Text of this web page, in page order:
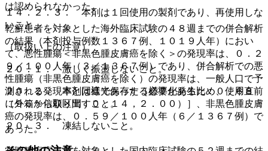
は認められなかった。
乾癬患者を対象とした海外臨床試験の４８週までの併合解析
の結果（本剤投与例数１３６７例、１０１９人年）におい
て、悪性腫瘍＜非黒色腫皮膚癌を除く＞の発現率は、０．２
９／１００人年（３／１３６７例）であり、併合解析での悪
性腫瘍（非黒色腫皮膚癌を除く）の発現率は、一般人口で予
測される発現率と同様であった［標準化発生比：０．６８
（９５％信頼区間：０．１４，２．００）］、非黒色腫皮膚
癌の発現率は、０．５９／１００人年（６／１３６７例）で
あった。
１４．２．３． 本剤は１回使用の製剤であり、再使用しな
いこと。
（取扱い上の注意）
２０．１． 激しく振盪しないこと。
２０．２． 本剤は遮光保存する必要があるため、使用直前
に外箱から取り出すこと。
２０．３． 凍結しないこと。